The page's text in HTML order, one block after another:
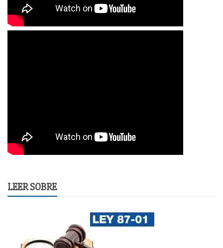
LEER SOBRE